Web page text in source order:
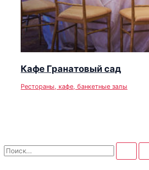
Кафе Гранатовый сад
Рестораны, кафе, банкетные залы
П